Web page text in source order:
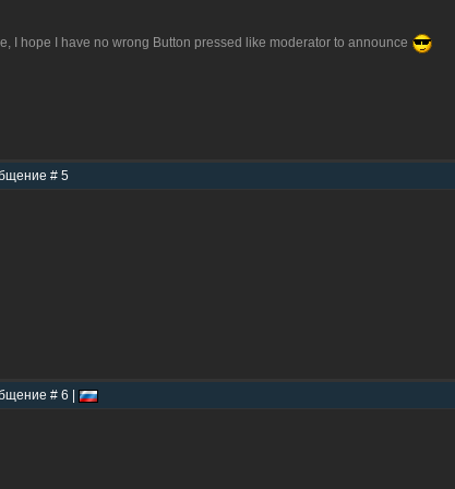
I hope I have no wrong Button pressed like moderator to announce
# 5
# 6 |